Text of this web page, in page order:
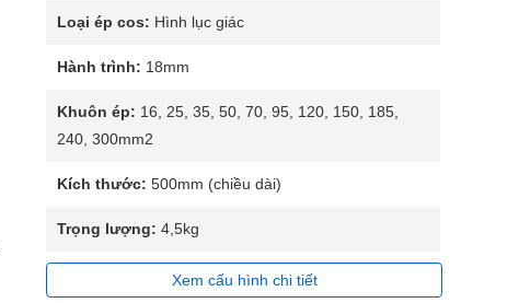
Loại ép cos: Hình lục giác
Hành trình: 18mm
Khuôn ép: 16, 25, 35, 50, 70, 95, 120, 150, 185,
240, 300mm2
Kích thước: 500mm (chiều dài)
Trọng lượng: 4,5kg
Xem cấu hình chi tiết